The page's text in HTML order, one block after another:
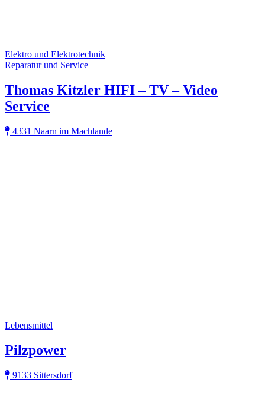
Elektro und Elektrotechnik
Reparatur und Service
Thomas Kitzler HIFI – TV – Video
Service
4331 Naarn im Machlande
Lebensmittel
Pilzpower
9133 Sittersdorf